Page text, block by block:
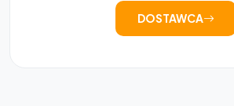
DOSTAWCA